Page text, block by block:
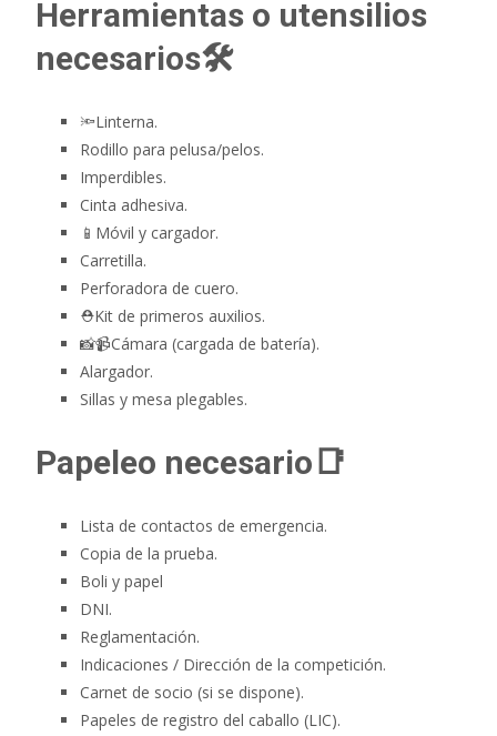
Herramientas o utensilios
necesarios🛠
🔦Linterna.
Rodillo para pelusa/pelos.
Imperdibles.
Cinta adhesiva.
📱Móvil y cargador.
Carretilla.
Perforadora de cuero.
⛑Kit de primeros auxilios.
📸📹Cámara (cargada de batería).
Alargador.
Sillas y mesa plegables.
Papeleo necesario📑
Lista de contactos de emergencia.
Copia de la prueba.
Boli y papel
DNI.
Reglamentación.
Indicaciones / Dirección de la competición.
Carnet de socio (si se dispone).
Papeles de registro del caballo (LIC).